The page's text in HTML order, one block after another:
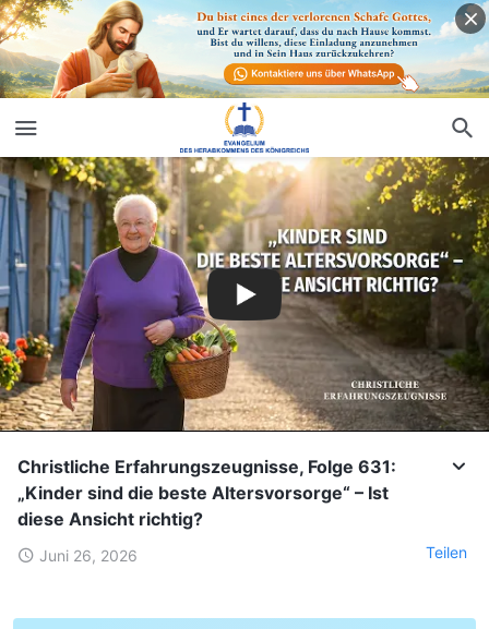
Christliche Erfahrungszeugnisse, Folge 631:
„Kinder sind die beste Altersvorsorge“ – Ist
diese Ansicht richtig?
Juni 26, 2026 Teilen